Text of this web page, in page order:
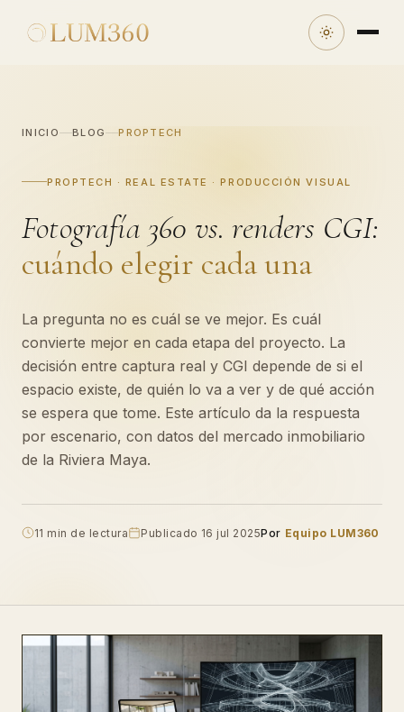
INICIO BLOG PROPTECH
PROPTECH · REAL ESTATE · PRODUCCIÓN VISUAL
Fotografía 360 vs. renders CGI:
cuándo elegir cada una
La pregunta no es cuál se ve mejor. Es cuál
convierte mejor en cada etapa del proyecto. La
decisión entre captura real y CGI depende de si el
espacio existe, de quién lo va a ver y de qué acción
se espera que tome. Este artículo da la respuesta
por escenario, con datos del mercado inmobiliario
de la Riviera Maya.
11 min de lectura Publicado 16 jul 2025Por Equipo LUM360